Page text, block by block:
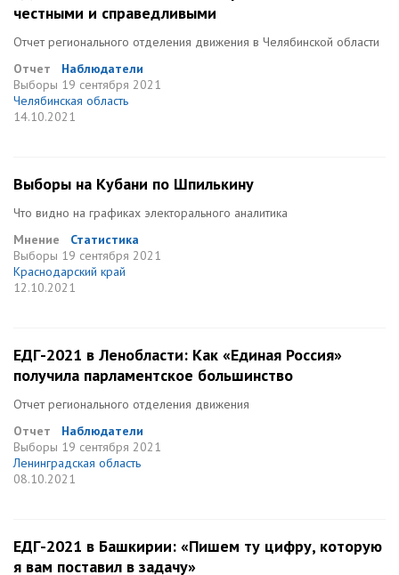
честными и справедливыми
Отчет регионального отделения движения в Челябинской области
Отчет
Наблюдатели
Выборы 19 сентября 2021
Челябинская область
14.10.2021
Выборы на Кубани по Шпилькину
Что видно на графиках электорального аналитика
Мнение
Статистика
Выборы 19 сентября 2021
Краснодарский край
12.10.2021
ЕДГ-2021 в Ленобласти: Как «Единая Россия»
получила парламентское большинство
Отчет регионального отделения движения
Отчет
Наблюдатели
Выборы 19 сентября 2021
Ленинградская область
08.10.2021
ЕДГ-2021 в Башкирии: «Пишем ту цифру, которую
я вам поставил в задачу»